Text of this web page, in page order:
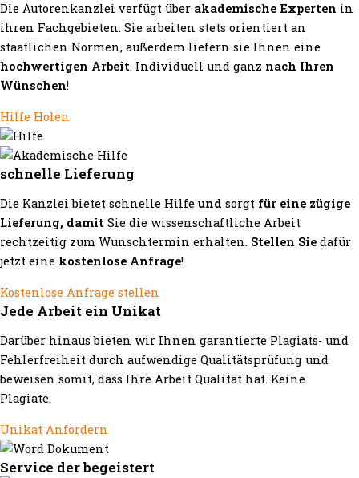
Die Autorenkanzlei verfügt über akademische Experten in
ihren Fachgebieten. Sie arbeiten stets orientiert an
staatlichen Normen, außerdem liefern sie Ihnen eine
hochwertigen Arbeit. Individuell und ganz nach Ihren
Wünschen!
Hilfe Holen
schnelle Lieferung
Die Kanzlei bietet schnelle Hilfe und sorgt für eine zügige
Lieferung, damit Sie die wissenschaftliche Arbeit
rechtzeitig zum Wunschtermin erhalten. Stellen Sie dafür
jetzt eine kostenlose Anfrage!
Kostenlose Anfrage stellen
Jede Arbeit ein Unikat
Darüber hinaus bieten wir Ihnen garantierte Plagiats- und
Fehlerfreiheit durch aufwendige Qualitätsprüfung und
beweisen somit, dass Ihre Arbeit Qualität hat. Keine
Plagiate.
Unikat Anfordern
Service der begeistert